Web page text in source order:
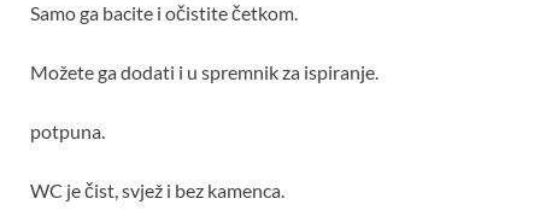
Samo ga bacite i očistite četkom.
Možete ga dodati i u spremnik za ispiranje.
potpuna.
WC je čist, svjež i bez kamenca.